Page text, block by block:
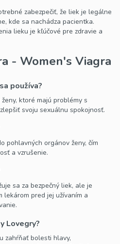
zabezpečiť, že liek je legálne
kde sa nachádza pacientka.
lieku je kľúčové pre zdravie a
- Women's Viagra
používa?
ktoré majú problémy s
svoju sexuálnu spokojnosť.
pohlavných orgánov ženy, čím
a vzrušenie.
sa za bezpečný liek, ale je
pred jej užívaním a
Lovegry?
zahŕňať bolesti hlavy,